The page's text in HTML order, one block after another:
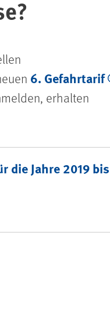
6. Gefahrtarif
erhalten
die Jahre 2019 bis